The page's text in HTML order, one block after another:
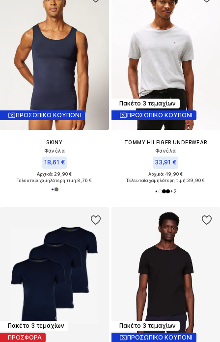
ΠΡΟΣΩΠΙΚΟ ΚΟΥΠΟΝΙ
SKINY
Φανέλα
18,61 €
Αρχικά: 29,90 €
Τελευταία χαμηλότερη τιμή:8,76 €
Πακέτο 3 τεμαχίων
ΠΡΟΣΩΠΙΚΟ ΚΟΥΠΟΝΙ
TOMMY HILFIGER UNDERWEAR
Φανέλα
33,91 €
Αρχικά: 49,90 €
Τελευταία χαμηλότερη τιμή:39,90 €
+2
Πακέτο 3 τεμαχίων
ΠΡΟΣΦΟΡΑ
Πακέτο 3 τεμαχίων
ΠΡΟΣΩΠΙΚΟ ΚΟΥΠΟΝΙ